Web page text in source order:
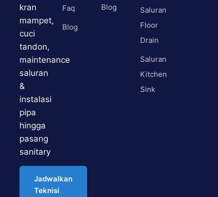
kran
mampet,
cuci
tandon,
maintenance
saluran
&
instalasi
pipa
hingga
pasang
sanitary
Jadwalkan
Teknisi
Faq
Blog
Blog
Saluran
Floor
Drain
Saluran
Kitchen
Sink